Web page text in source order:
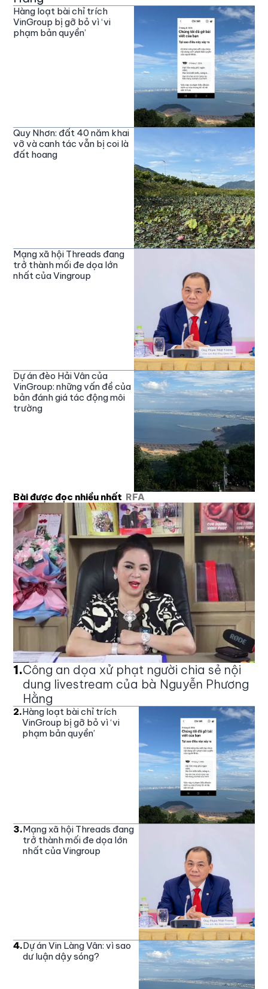
Hàng loạt bài chỉ trích
VinGroup bị gỡ bỏ vì ‘vi
phạm bản quyền’
Quy Nhơn: đất 40 năm khai
vỡ và canh tác vẫn bị coi là
đất hoang
Mạng xã hội Threads đang
trở thành mối đe dọa lớn
nhất của Vingroup
Dự án đèo Hải Vân của
VinGroup: những vấn đề của
bản đánh giá tác động môi
trường
Bài được đọc nhiều nhất RFA
1.Công an dọa xử phạt người chia sẻ nội
dung livestream của bà Nguyễn Phương
Hằng
2.Hàng loạt bài chỉ trích
VinGroup bị gỡ bỏ vì ‘vi
phạm bản quyền’
3.Mạng xã hội Threads đang
trở thành mối đe dọa lớn
nhất của Vingroup
4.Dự án Vin Làng Vân: vì sao
dư luận dậy sóng?